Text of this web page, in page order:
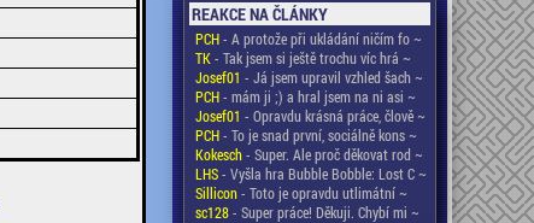
REAKCE NA ČLÁNKY
PCH- A protože při ukládání ničím fo ~
TK- Tak jsem si ještě trochu víc hrá ~
Josef01 - Já jsem upravil vzhled šach ~
PCH- mám ji ;) a hral jsem na ni asi ~
Josef01 - Opravdu krásná práce, člově ~
PCH- To je snad první, sociálně kons ~
Kokesch- Super. Ale proč děkovat rod ~
LHS- Vyšla hra Bubble Bobble: Lost C ~
Sillicon- Toto je opravdu utlimátní ~
sc128- Super práce! Děkuji. Chybí mi ~